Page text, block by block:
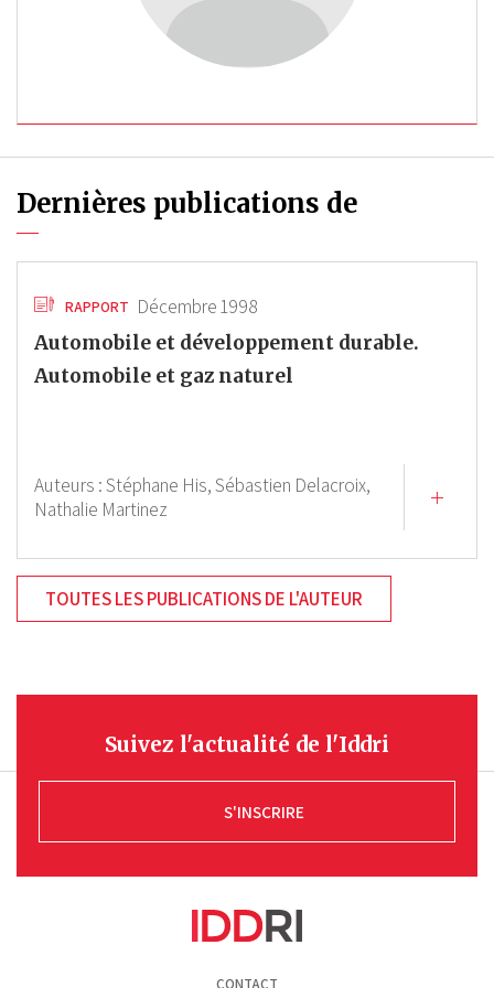
Dernières publications de
RAPPORT Décembre 1998
Automobile et développement durable.
Automobile et gaz naturel
Auteurs :Stéphane His,Sébastien Delacroix,
Nathalie Martinez
TOUTES LES PUBLICATIONS DE L'AUTEUR
Suivez l'actualité de l'Iddri
S'INSCRIRE